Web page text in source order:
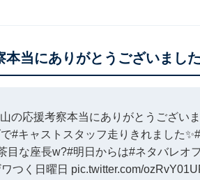
本当にありがとうございました
の応援考察本当にありがとうござい
#キャストスタッフ走りきれました✨
目な座長w?#明日からは#ネタバレオ
つく日曜日 pic.twitter.com/